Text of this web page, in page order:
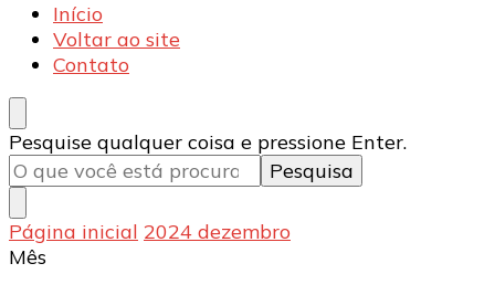
Armecânica
Blog
Início
Voltar ao site
Contato
Procurando
algo?
Pesquise qualquer coisa e pressione Enter.
Página inicial 2024 dezembro
Mês